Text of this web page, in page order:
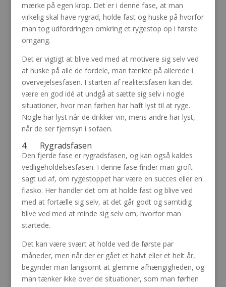
mærke på egen krop. Det er i denne fase, at man
virkelig skal have rygrad, holde fast og huske på hvorfor
man tog udfordringen omkring et rygestop op i første
omgang.
Det er vigtigt at blive ved med at motivere sig selv ved
at huske på alle de fordele, man tænkte på allerede i
overvejelsesfasen. I starten af realitetsfasen kan det
være en god idé at undgå at sætte sig selv i nogle
situationer, hvor man førhen har haft lyst til at ryge.
Nogle har lyst når de drikker vin, mens andre har lyst,
når de ser fjernsyn i sofaen.
4. Rygradsfasen
Den fjerde fase er rygradsfasen, og kan også kaldes
vedligeholdelsesfasen. I denne fase finder man groft
sagt ud af, om rygestoppet har være en succes eller en
fiasko. Her handler det om at holde fast og blive ved
med at fortælle sig selv, at det går godt og samtidig
blive ved med at minde sig selv om, hvorfor man
startede.
Det kan være svært at holde ved de første par
måneder, men når der er gået et halvt eller et helt år,
begynder man langsomt at glemme afhængigheden, og
man tænker ikke over de situationer, som man førhen